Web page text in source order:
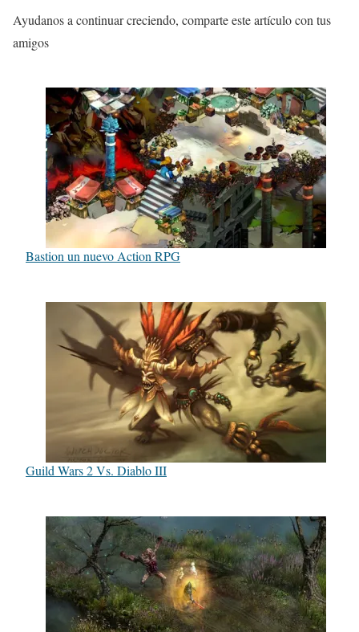
Ayudanos a continuar creciendo, comparte este artículo con tus
amigos
Bastion un nuevo Action RPG
Guild Wars 2 Vs. Diablo III